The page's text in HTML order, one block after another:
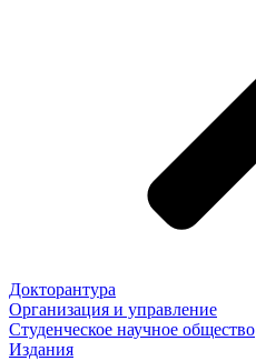
Докторантура
Организация и управление
Студенческое научное общество
Издания